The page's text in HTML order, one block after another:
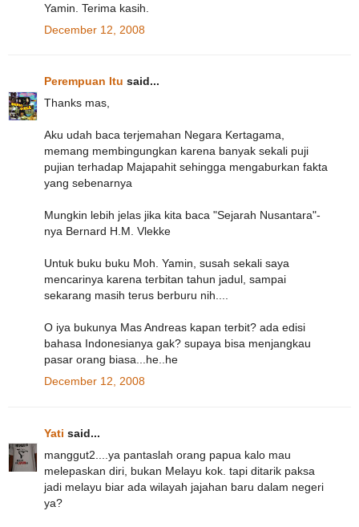
Yamin. Terima kasih.
December 12, 2008
Perempuan Itu said...
Thanks mas,
Aku udah baca terjemahan Negara Kertagama,
memang membingungkan karena banyak sekali puji
pujian terhadap Majapahit sehingga mengaburkan fakta
yang sebenarnya
Mungkin lebih jelas jika kita baca "Sejarah Nusantara"-
nya Bernard H.M. Vlekke
Untuk buku buku Moh. Yamin, susah sekali saya
mencarinya karena terbitan tahun jadul, sampai
sekarang masih terus berburu nih....
O iya bukunya Mas Andreas kapan terbit? ada edisi
bahasa Indonesianya gak? supaya bisa menjangkau
pasar orang biasa...he..he
December 12, 2008
Yati said...
manggut2....ya pantaslah orang papua kalo mau
melepaskan diri, bukan Melayu kok. tapi ditarik paksa
jadi melayu biar ada wilayah jajahan baru dalam negeri
ya?